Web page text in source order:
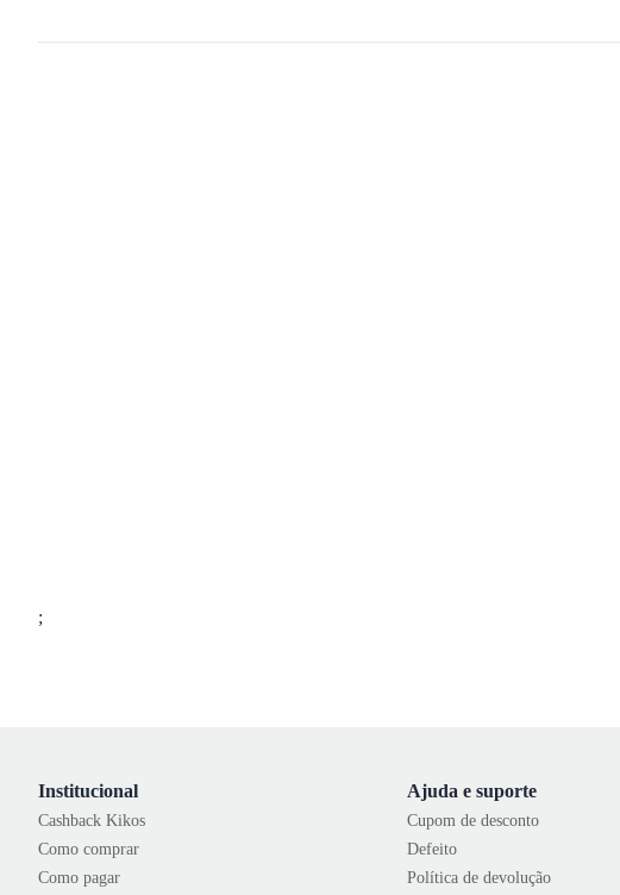
;
Institucional
Cashback Kikos
Como comprar
Como pagar
Ajuda e suporte
Cupom de desconto
Defeito
Política de devolução